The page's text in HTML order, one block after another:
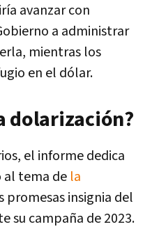
avanzar con
a administrar
, mientras los
en el dólar.
dolarización?
el informe dedica
tema de la
promesas insignia del
su campaña de 2023.